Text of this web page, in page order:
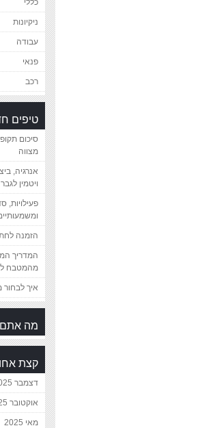
כללי
ניקיונות
עבודה
פנאי
רכב
טיפים
סיכום
מצווה
אנרגיה,
ויטמין לגבר
פעילויות,
הזמנה
המדריך
מהמטבח
איך לבחור
מה
קצת
דצמבר 2025
אוקטובר 2025
מאי 2025